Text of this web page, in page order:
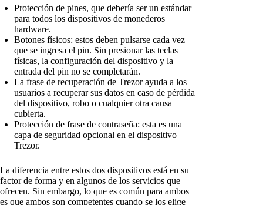
Protección de pines, que debería ser un estándar
para todos los dispositivos de monederos
hardware.
Botones físicos: estos deben pulsarse cada vez
que se ingresa el pin. Sin presionar las teclas
físicas, la configuración del dispositivo y la
entrada del pin no se completarán.
La frase de recuperación de Trezor ayuda a los
usuarios a recuperar sus datos en caso de pérdida
del dispositivo, robo o cualquier otra causa
cubierta.
Protección de frase de contraseña: esta es una
capa de seguridad opcional en el dispositivo
Trezor.
La diferencia entre estos dos dispositivos está en su
factor de forma y en algunos de los servicios que
ofrecen. Sin embargo, lo que es común para ambos
es que ambos son competentes cuando se los elige